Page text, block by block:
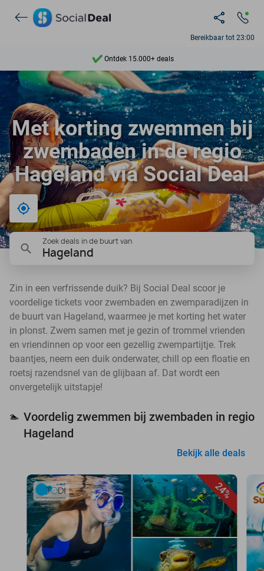
Bereikbaar tot 23:00
Ontdek 15.000+ deals
7 dagen per week beschikbaar
10+ miljoen leden
9,4
Ontdek 15.000+ deals
Met korting zwemmen bij
zwembaden in de regio
Hageland via Social Deal
Bij mij in de buurt
Zoek deals in de buurt van
Hageland
Zin in een verfrissende duik? Bij Social Deal scoor je
voordelige tickets voor zwembaden en zwemparadijzen in
de buurt van Hageland, waarmee je met korting het water
in plonst. Zwem samen met je gezin of trommel vrienden
en vriendinnen op voor een gezellig zwempartijtje. Trek
baantjes, neem een duik onderwater, chill op een floatie en
roetsj razendsnel van de glijbaan af. Dat wordt een
onvergetelijk uitstapje!
🏊 Voordelig zwemmen bij zwembaden in regio
Hageland
Bekijk alle deals
24%